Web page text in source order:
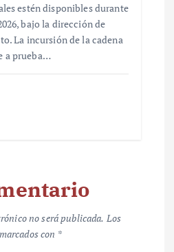
estén disponibles durante
bajo la dirección de
La incursión de la cadena
a prueba…
no será publicada. Los
con *